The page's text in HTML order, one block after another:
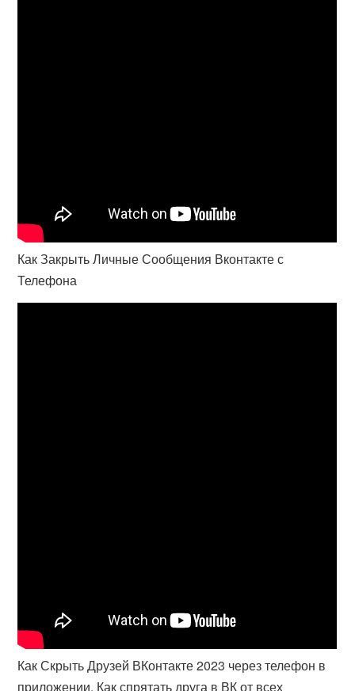
Как Закрыть Личные Сообщения Вконтакте с
Телефона
Как Скрыть Друзей ВКонтакте 2023 через телефон в
приложении, Как спрятать друга в ВК от всех